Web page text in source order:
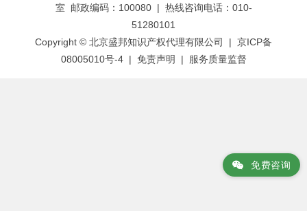
室 邮政编码：100080 | 热线咨询电话：010-
51280101
Copyright © 北京盛邦知识产权代理有限公司 | 京ICP备
08005010号-4 | 免责声明 | 服务质量监督
免费咨询